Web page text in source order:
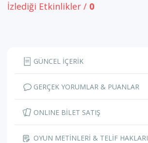
İzlediği Etkinlikler / 0
GÜNCEL İÇERİK
GERÇEK YORUMLAR & PUANLAR
ONLINE BİLET SATIŞ
OYUN METİNLERİ & TELİF HAKLARI